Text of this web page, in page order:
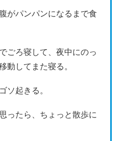
がパンパンになるまで食
ごろ寝して、夜中にのっ
動してまた寝る。
ソ起きる。
ったら、ちょっと散歩に